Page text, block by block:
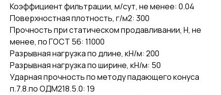
Коэффициент фильтрации, м/сут, не менее: 0.04
Поверхностная плотность, г/м2: 300
Прочность при статическом продавливании, Н, не
менее, по ГОСТ 56: 11000
Разрывная нагрузка по длине, кН/м: 200
Разрывная нагрузка по ширине, кН/м: 50
Ударная прочность по методу падающего конуса
п.7.8.по ОДМ218.5.0: 19